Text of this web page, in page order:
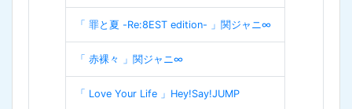
「 罪と夏 -Re:8EST edition- 」関ジャニ∞
「 赤裸々 」関ジャニ∞
「 Love Your Life 」Hey!Say!JUMP